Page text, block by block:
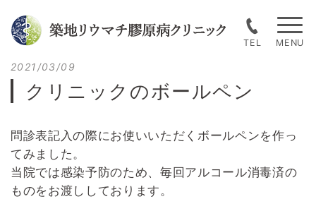
to
content
TEL
クリニックのボールペン
Posted
on
2021/03/09
問診表記入の際にお使いいただくボールペンを作っ
てみました。
当院では感染予防のため、毎回アルコール消毒済の
ものをお渡ししております。